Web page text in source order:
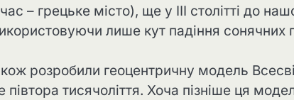
– грецьке місто), ще у III столітті до
лише кут падіння сонячних
розробили геоцентричну модель
півтора тисячоліття. Хоча пізніше ця